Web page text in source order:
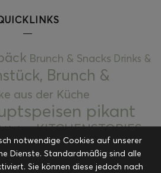
Brunch & Snacks Drinks &
Brunch &
aus der Küche
pikant
KekseKITCHENSTORIES
& Desserts Kuchen und
Mitbringsel &
notwendige Cookies auf unserer
Dienste. Standardmäßig sind alle
Sie können diese jedoch nach